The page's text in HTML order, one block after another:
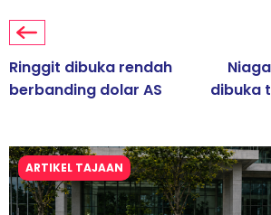
Ringgit dibuka rendah
berbanding dolar AS
dibuka
ARTIKEL TAJAAN